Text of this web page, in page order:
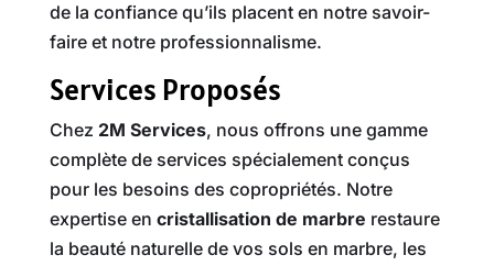
de la confiance qu’ils placent en notre savoir-
faire et notre professionnalisme.
Services Proposés
Chez 2M Services, nous offrons une gamme
complète de services spécialement conçus
pour les besoins des copropriétés. Notre
expertise en cristallisation de marbre restaure
la beauté naturelle de vos sols en marbre, les